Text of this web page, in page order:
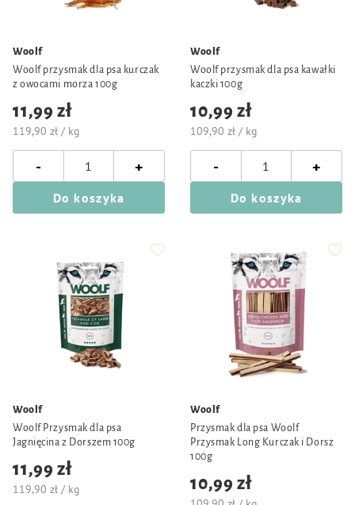
Woolf
Woolf przysmak dla psa kurczak
z owocami morza 100g
11,99 zł
119,90 zł / kg
- +
Do koszyka
Woolf
Woolf przysmak dla psa kawałki
kaczki 100g
10,99 zł
109,90 zł / kg
- +
Do koszyka
Woolf
Woolf Przysmak dla psa
Jagnięcina z Dorszem 100g
11,99 zł
119,90 zł / kg
Woolf
Przysmak dla psa Woolf
Przysmak Long Kurczak i Dorsz
100g
10,99 zł